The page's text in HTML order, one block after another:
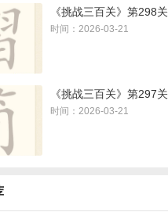
《挑战三百关》第298
时间：2026-03-21
《挑战三百关》第297
时间：2026-03-21